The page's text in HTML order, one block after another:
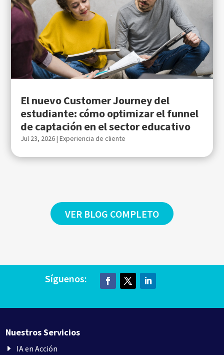
El nuevo Customer Journey del
estudiante: cómo optimizar el funnel
de captación en el sector educativo
Jul 23, 2026|Experiencia de cliente
VER BLOG COMPLETO
Síguenos:
Nuestros Servicios
IA en Acción